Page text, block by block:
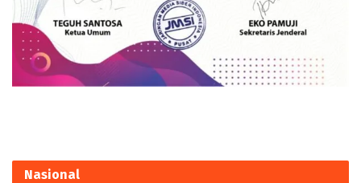
Nasional